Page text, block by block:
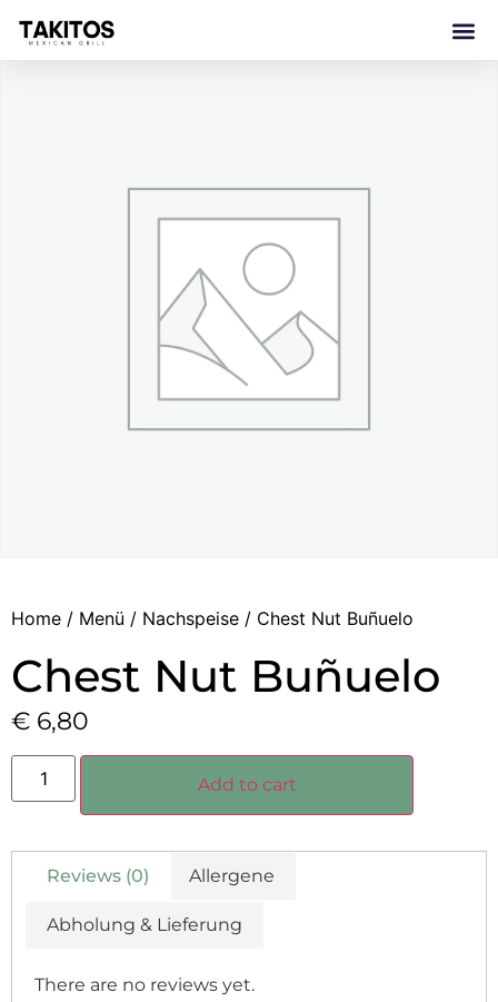
Home / Menü / Nachspeise / Chest Nut Buñuelo
Chest Nut Buñuelo
€ 6,80
Add to cart
Reviews (0) Allergene
Abholung & Lieferung
There are no reviews yet.